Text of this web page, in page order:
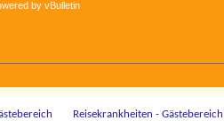
Reisekrankheiten - Gästebereich